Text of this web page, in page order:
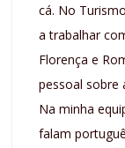
cá. No
a trabalhar
Florença e
pessoal sobre
Na minha
falam